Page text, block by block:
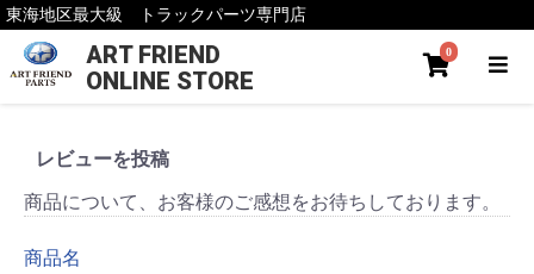
東海地区最大級 トラックパーツ専門店
ART FRIEND
ONLINE STORE
0
レビューを投稿
商品について、お客様のご感想をお待ちしております。
商品名